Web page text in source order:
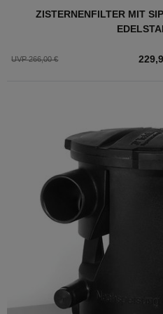
ZISTERNENFILTER MIT
UVP 266,00 €